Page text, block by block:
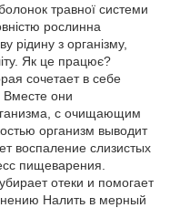
травної системи
рослинна
з організму,
Як це працює?
сочетает в себе
Вместе они
с очищающим
организм выводит
воспаление слизистых
пищеварения.
отеки и помогает
Налить в мерный